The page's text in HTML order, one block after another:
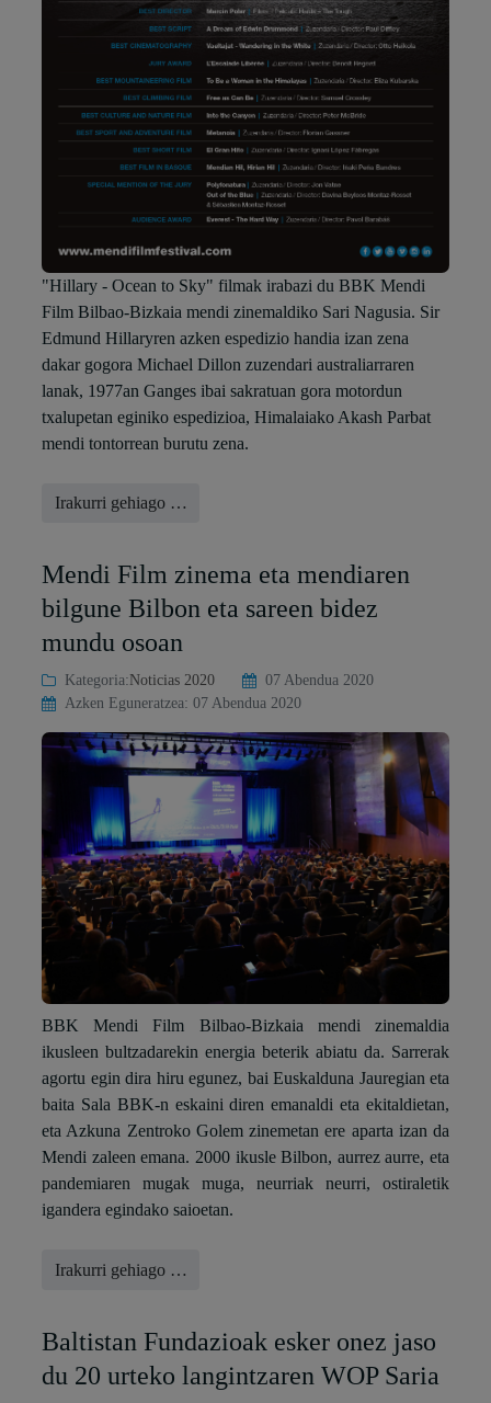
"Hillary - Ocean to Sky" filmak irabazi du BBK Mendi
Film Bilbao-Bizkaia mendi zinemaldiko Sari Nagusia. Sir
Edmund Hillaryren azken espedizio handia izan zena
dakar gogora Michael Dillon zuzendari australiarraren
lanak, 1977an Ganges ibai sakratuan gora motordun
txalupetan eginiko espedizioa, Himalaiako Akash Parbat
mendi tontorrean burutu zena.
Irakurri gehiago …
Mendi Film zinema eta mendiaren
bilgune Bilbon eta sareen bidez
mundu osoan
Kategoria:Noticias 2020
07 Abendua 2020
Azken Eguneratzea: 07 Abendua 2020
BBK Mendi Film Bilbao-Bizkaia mendi zinemaldia
ikusleen bultzadarekin energia beterik abiatu da. Sarrerak
agortu egin dira hiru egunez, bai Euskalduna Jauregian eta
baita Sala BBK-n eskaini diren emanaldi eta ekitaldietan,
eta Azkuna Zentroko Golem zinemetan ere aparta izan da
Mendi zaleen emana. 2000 ikusle Bilbon, aurrez aurre, eta
pandemiaren mugak muga, neurriak neurri, ostiraletik
igandera egindako saioetan.
Irakurri gehiago …
Baltistan Fundazioak esker onez jaso
du 20 urteko langintzaren WOP Saria